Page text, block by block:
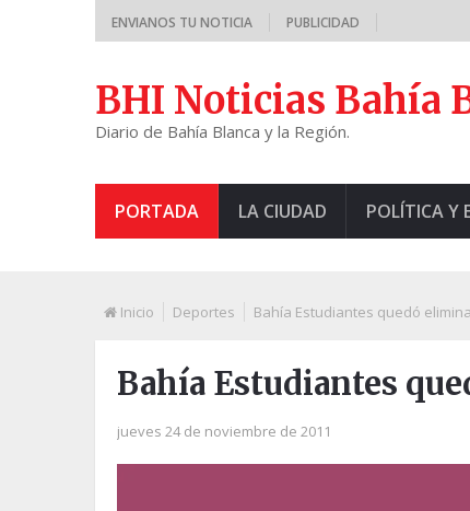
ENVIANOS TU NOTICIA PUBLICIDAD
BHI Noticias Bahía
Diario de Bahía Blanca y la Región.
PORTADA LA CIUDAD POLÍTICA Y
Inicio Deportes Bahía Estudiantes quedó
Bahía Estudiantes
jueves 24 de noviembre de 2011